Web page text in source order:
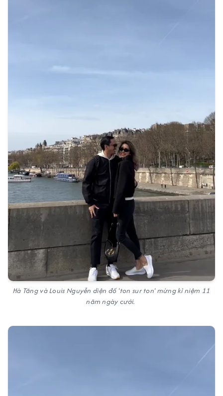
Hà Tăng và Louis Nguyễn diện đồ 'ton sur ton' mừng kỉ niệm 11
năm ngày cưới.